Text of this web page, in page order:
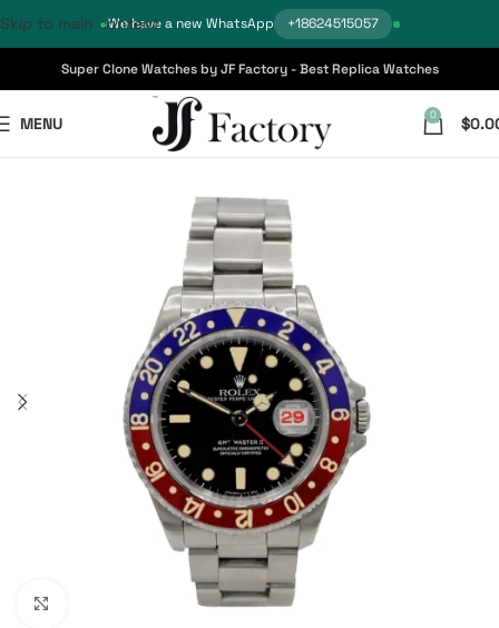
We have a new WhatsApp +18624515057
Skip to main content
Super Clone Watches by JF Factory - Best Replica Watches
MENU 0 $